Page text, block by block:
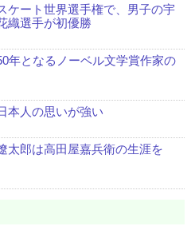
ケート世界選手権で、男子の宇
織選手が初優勝
年となるノーベル文学賞作家の
本人の思いが強い
太郎は高田屋嘉兵衛の生涯を